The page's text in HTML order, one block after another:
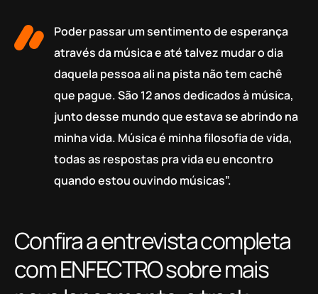
Poder passar um sentimento de esperança
através da música e até talvez mudar o dia
daquela pessoa ali na pista não tem cachê
que pague. São 12 anos dedicados à música,
junto desse mundo que estava se abrindo na
minha vida. Música é minha filosofia de vida,
todas as respostas pra vida eu encontro
quando estou ouvindo músicas”.
Confira a entrevista completa
com ENFECTRO sobre mais